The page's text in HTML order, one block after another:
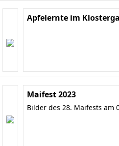
Apfelernte im
Maifest 2023
Bilder des 28. Maifests am